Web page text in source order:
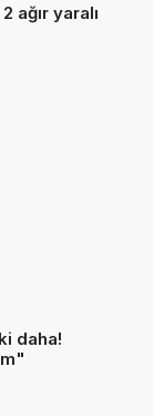
ağır yaralı
daha!